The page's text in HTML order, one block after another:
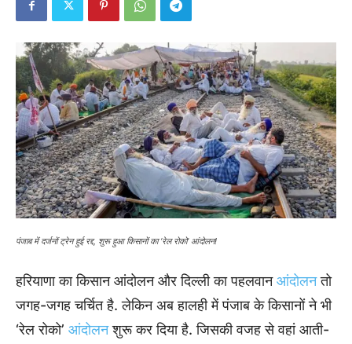
पंजाब में दर्जनों ट्रेन हुई रद्द, शुरू हुआ किसानों का ‘रेल रोको’ आंदोलन!
हरियाणा का किसान आंदोलन और दिल्ली का पहलवानआंदोलनतो
जगह-जगह चर्चित है. लेकिन अब हालही में पंजाब के किसानों ने भी
‘रेल रोको’ आंदोलनशुरू कर दिया है. जिसकी वजह से वहां आती-